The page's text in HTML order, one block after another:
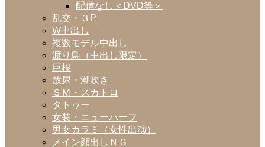
配信なし＜DVD等＞
乱交・３P
W中出し
複数モデル中出し
渡り鳥（中出し限定）
巨根
放尿・潮吹き
ＳＭ・スカトロ
タトゥー
女装・ニューハーフ
男女カラミ（女性出演）
メイン顔出しＮＧ